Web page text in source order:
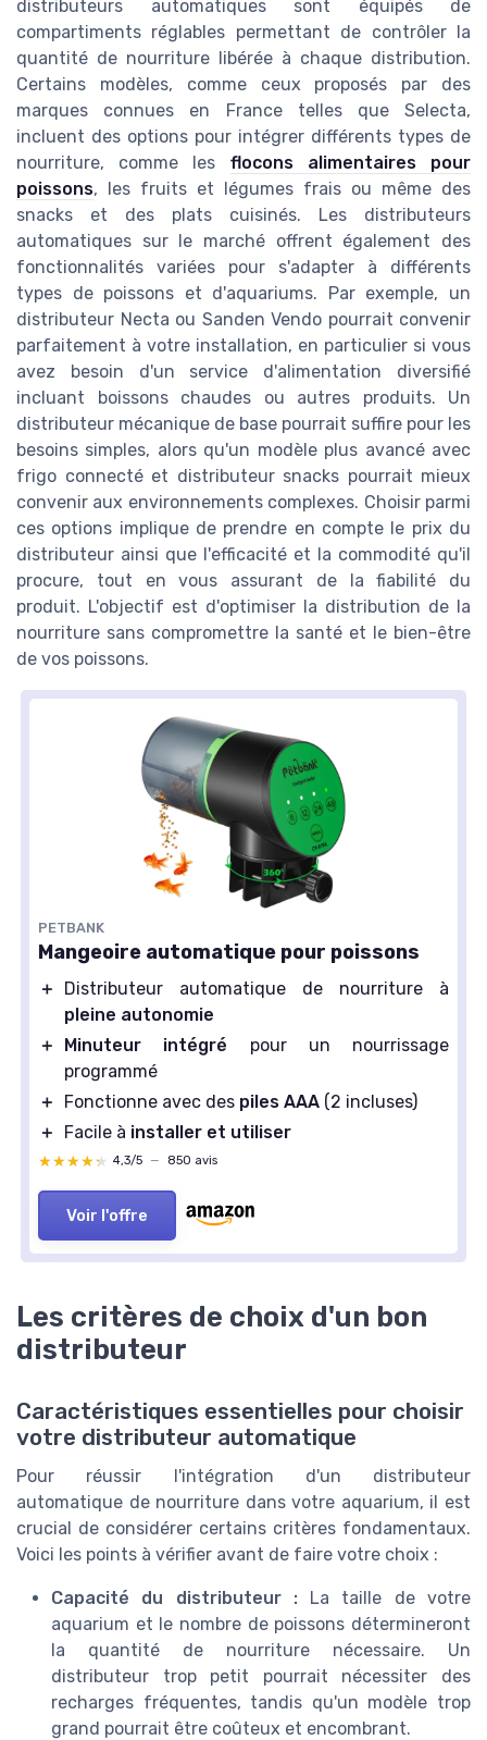
distributeurs automatiques sont équipés de
compartiments réglables permettant de contrôler la
quantité de nourriture libérée à chaque distribution.
Certains modèles, comme ceux proposés par des
marques connues en France telles que Selecta,
incluent des options pour intégrer différents types de
nourriture, comme les flocons alimentaires pour
poissons, les fruits et légumes frais ou même des
snacks et des plats cuisinés. Les distributeurs
automatiques sur le marché offrent également des
fonctionnalités variées pour s'adapter à différents
types de poissons et d'aquariums. Par exemple, un
distributeur Necta ou Sanden Vendo pourrait convenir
parfaitement à votre installation, en particulier si vous
avez besoin d'un service d'alimentation diversifié
incluant boissons chaudes ou autres produits. Un
distributeur mécanique de base pourrait suffire pour les
besoins simples, alors qu'un modèle plus avancé avec
frigo connecté et distributeur snacks pourrait mieux
convenir aux environnements complexes. Choisir parmi
ces options implique de prendre en compte le prix du
distributeur ainsi que l'efficacité et la commodité qu'il
procure, tout en vous assurant de la fiabilité du
produit. L'objectif est d'optimiser la distribution de la
nourriture sans compromettre la santé et le bien-être
de vos poissons.
PETBANK
Mangeoire automatique pour poissons
＋
Distributeur automatique de nourriture à
pleine autonomie
＋
Minuteur intégré pour un nourrissage
programmé
＋
Fonctionne avec des piles AAA (2 incluses)
＋
Facile à installer et utiliser
★★★★★
★★★★★ 4,3/5 — 850 avis
Voir l'offre
Les critères de choix d'un bon
distributeur
Caractéristiques essentielles pour choisir
votre distributeur automatique
Pour réussir l'intégration d'un distributeur
automatique de nourriture dans votre aquarium, il est
crucial de considérer certains critères fondamentaux.
Voici les points à vérifier avant de faire votre choix :
Capacité du distributeur :La taille de votre
aquarium et le nombre de poissons détermineront
la quantité de nourriture nécessaire. Un
distributeur trop petit pourrait nécessiter des
recharges fréquentes, tandis qu'un modèle trop
grand pourrait être coûteux et encombrant.